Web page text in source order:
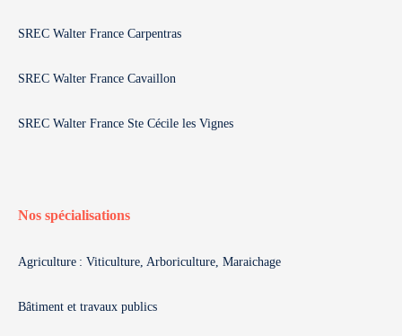
SREC Walter France Carpentras
SREC Walter France Cavaillon
SREC Walter France Ste Cécile les Vignes
Nos spécialisations
Agriculture : Viticulture, Arboriculture, Maraichage
Bâtiment et travaux publics